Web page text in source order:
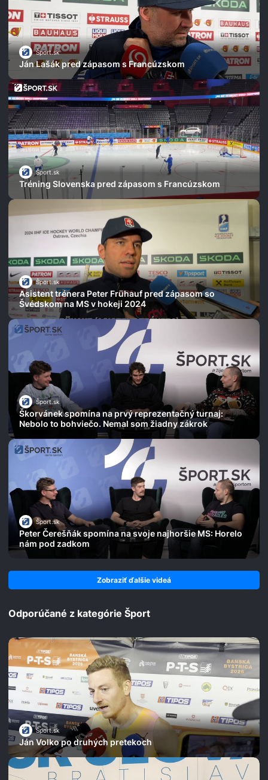
Šport.sk
Ján Lašák pred zápasom s Francúzskom
Šport.sk
Tréning Slovenska pred zápasom s Francúzskom
Šport.sk
Asistent trénera Peter Frühauf pred zápasom so
Švédskom na MS v hokeji 2024
Šport.sk
Škorvánek spomína na prvý reprezentačný turnaj:
Nebolo to bohviečo. Nemal som žiadny zákrok
Šport.sk
Peter Čerešňák spomína na svoje najhoršie MS: Horelo
nám pod zadkom
Zobraziť ďalšie videá
Odporúčané z kategórie Šport
Šport.sk
Ján Volko po druhých pretekoch